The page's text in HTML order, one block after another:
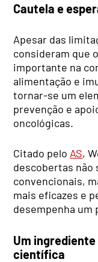
Cautela e
Apesar das
consideram que
importante na
alimentação e
tornar-se um
prevenção e
oncológicas.
Citado pelo AS,
descobertas
convencionais,
mais eficazes e
desempenha um
Um
científica